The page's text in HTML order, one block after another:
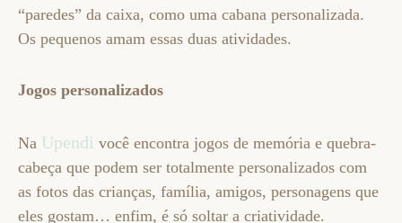
“paredes” da caixa, como uma cabana personalizada.
Os pequenos amam essas duas atividades.
Jogos personalizados
Na Upendi você encontra jogos de memória e quebra-
cabeça que podem ser totalmente personalizados com
as fotos das crianças, família, amigos, personagens que
eles gostam… enfim, é só soltar a criatividade.